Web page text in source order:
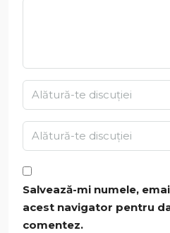
Salvează-mi numele,
acest navigator pentru
comentez.